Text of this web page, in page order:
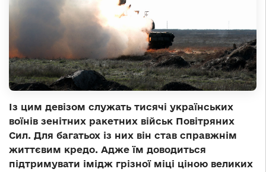
Із цим девізом служать тисячі українських
воїнів зенітних ракетних військ Повітряних
Сил. Для багатьох із них він став справжнім
життєвим кредо. Адже їм доводиться
підтримувати імідж грізної міці ціною великих